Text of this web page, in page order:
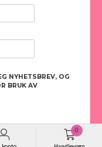
0
OG PERSONVERN
kjøpsopplevelse og vi kan
til å lagre
din. Fortsett å
merellerendre innstillinger
NYHETSBREV, OG
BRUK AV